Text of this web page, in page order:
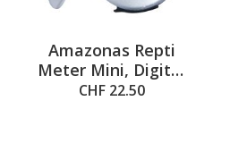
Amazonas Repti
Meter Mini, Digital
Thermometer
CHF 22.50